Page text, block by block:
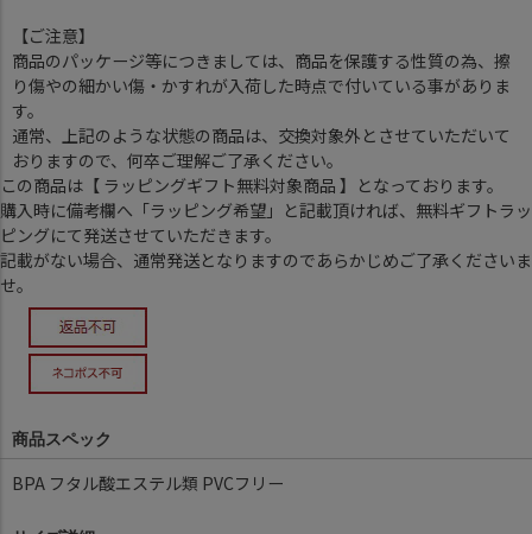
【ご注意】
商品のパッケージ等につきましては、商品を保護する性質の為、擦
り傷やの細かい傷・かすれが入荷した時点で付いている事がありま
す。
通常、上記のような状態の商品は、交換対象外とさせていただいて
おりますので、何卒ご理解ご了承ください。
この商品は【 ラッピングギフト無料対象商品 】となっております。
購入時に備考欄へ「ラッピング希望」と記載頂ければ、無料ギフトラッ
ピングにて発送させていただきます。
記載がない場合、通常発送となりますのであらかじめご了承くださいま
せ。
商品スペック
BPA フタル酸エステル類 PVCフリー